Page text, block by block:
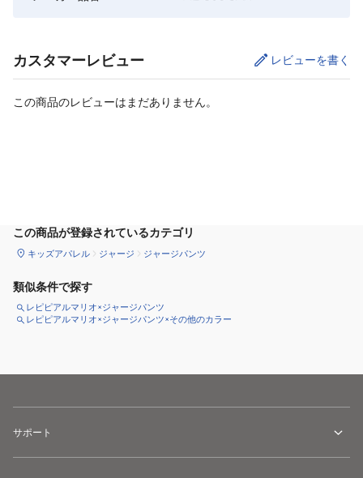
カスタマーレビュー レビューを書く
この商品のレビューはまだありません。
この商品が登録されているカテゴリ
キッズアパレル ジャージ ジャージパンツ
類似条件で探す
レピピアルマリオ×ジャージパンツ
レピピアルマリオ×ジャージパンツ×その他のカラー
サポート